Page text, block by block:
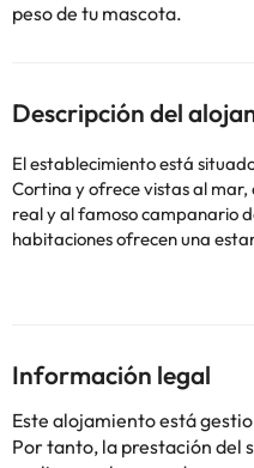
peso de tu mascota.
Descripción del
El establecimiento está
Cortina y ofrece vistas al mar,
real y al famoso campanario de
habitaciones ofrecen una
contrario por algunas fotos
En respuesta al coronavirus
medidas sanitarias y de
momentos. A causa del
Información legal
Este alojamiento está
Por tanto, la prestación del